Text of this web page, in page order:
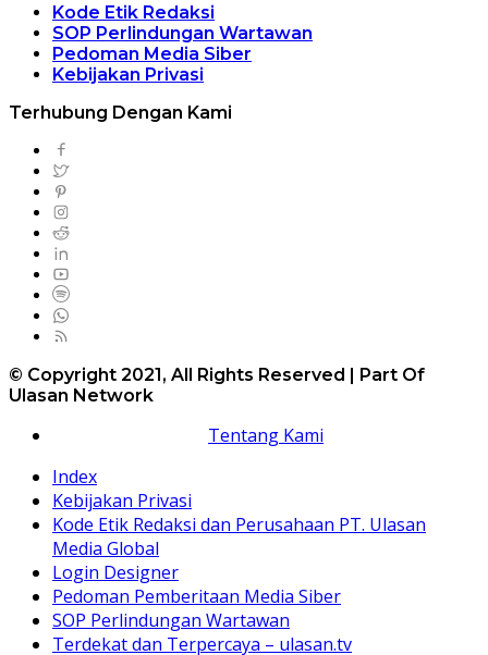
Kode Etik Redaksi
SOP Perlindungan Wartawan
Pedoman Media Siber
Kebijakan Privasi
Terhubung Dengan Kami
© Copyright 2021, All Rights Reserved | Part Of
Ulasan Network
Tentang Kami
Index
Kebijakan Privasi
Kode Etik Redaksi dan Perusahaan PT. Ulasan
Media Global
Login Designer
Pedoman Pemberitaan Media Siber
SOP Perlindungan Wartawan
Terdekat dan Terpercaya – ulasan.tv